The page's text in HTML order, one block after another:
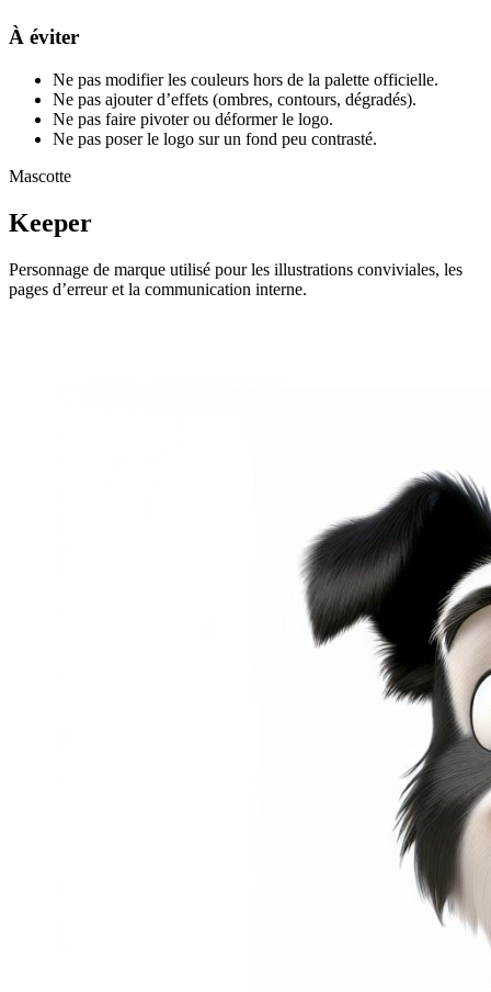
À éviter
Ne pas modifier les couleurs hors de la palette officielle.
Ne pas ajouter d’effets (ombres, contours, dégradés).
Ne pas faire pivoter ou déformer le logo.
Ne pas poser le logo sur un fond peu contrasté.
Mascotte
Keeper
Personnage de marque utilisé pour les illustrations conviviales, les
pages d’erreur et la communication interne.